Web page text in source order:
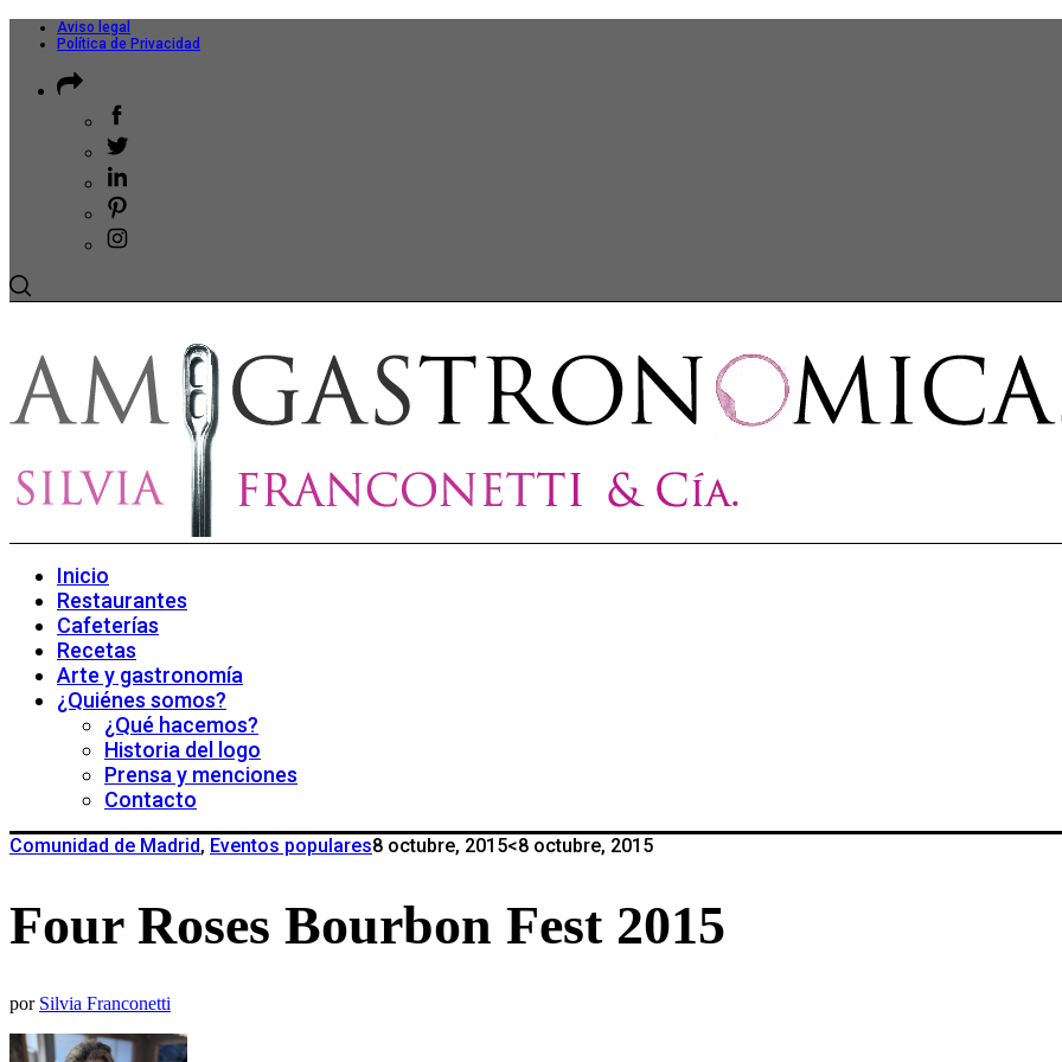
Aviso legal
Política de Privacidad
Inicio
Restaurantes
Cafeterías
Recetas
Arte y gastronomía
¿Quiénes somos?
¿Qué hacemos?
Historia del logo
Prensa y menciones
Contacto
Comunidad de Madrid, Eventos populares8 octubre, 2015<8 octubre, 2015
Four Roses Bourbon Fest 2015
por Silvia Franconetti